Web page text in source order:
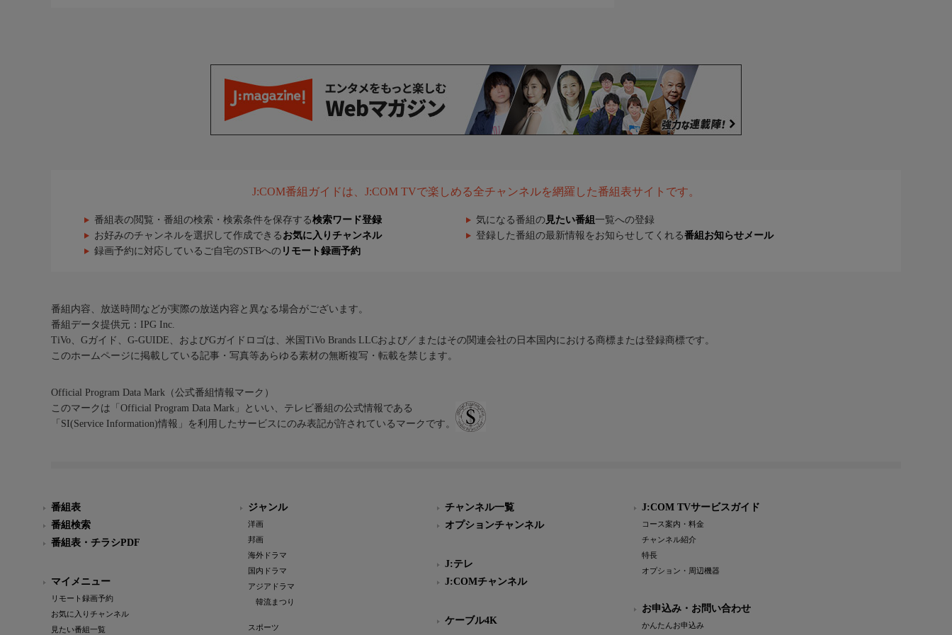
J:COM番組ガイドは、J:COM TVで楽しめる全チャンネルを網羅した番組表サイトです。
番組表の閲覧・番組の検索・検索条件を保存する検索ワード登録 気になる番組の 見たい番組 一覧への登録
お好みのチャンネルを選択して作成できる お気に入りチャンネル 登録した番組の最新情報をお知らせしてくれる番組お知らせメール
録画予約に対応しているご自宅のSTBへの リモート録画予約
番組内容、放送時間などが実際の放送内容と異なる場合がございます。
番組データ提供元：IPG Inc.
TiVo、Gガイド、G-GUIDE、およびGガイドロゴは、米国TiVo Brands LLCおよび／またはその関連会社の日本国内における商標または登録商標です。
このホームページに掲載している記事・写真等あらゆる素材の無断複写・転載を禁じます。
Official Program Data Mark（公式番組情報マーク）
このマークは「Official Program Data Mark」といい、テレビ番組の公式情報である
「SI(Service Information)情報」を利用したサービスにのみ表記が許されているマークです。
番組表
番組検索
番組表・チラシPDF
マイメニュー
リモート録画予約
お気に入りチャンネル
見たい番組一覧
ジャンル
洋画
邦画
海外ドラマ
国内ドラマ
アジアドラマ
韓流まつり
スポーツ
チャンネル一覧
オプションチャンネル
J:テレ
J:COMチャンネル
ケーブル4K
J:COM TVサービスガイド
コース案内・料金
チャンネル紹介
特長
オプション・周辺機器
お申込み・お問い合わせ
かんたんお申込み